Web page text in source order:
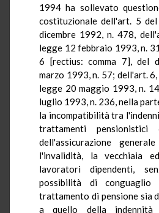
1994 ha sollevato
costituzionale dell'art. 5
dicembre 1992, n. 478,
legge 12 febbraio 1993, n.
6 [rectius: comma 7], del
marzo 1993, n. 57; dell'art.
legge 20 maggio 1993, n.
luglio 1993, n. 236, nella
la incompatibilità tra
trattamenti
dell'assicurazione
l'invalidità, la vecchiaia
lavoratori dipendenti,
possibilità di
trattamento di pensione sia
a quello della